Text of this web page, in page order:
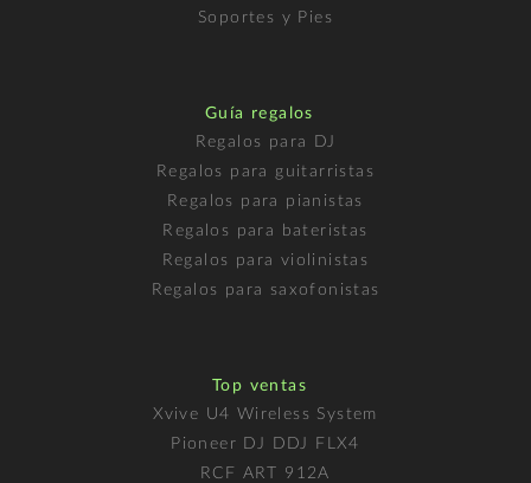
Soportes y Pies
Guía regalos
Regalos para DJ
Regalos para guitarristas
Regalos para pianistas
Regalos para bateristas
Regalos para violinistas
Regalos para saxofonistas
Top ventas
Xvive U4 Wireless System
Pioneer DJ DDJ FLX4
RCF ART 912A